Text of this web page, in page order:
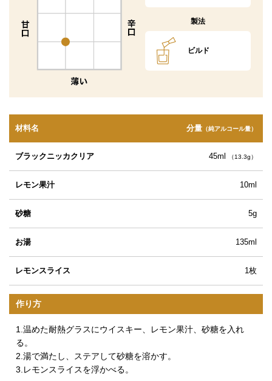
製法
ビルド
材料名 分量（純アルコール量）
ブラックニッカクリア 45ml （13.3g）
レモン果汁 10ml
砂糖 5g
お湯 135ml
レモンスライス 1枚
作り方
1.温めた耐熱グラスにウイスキー、レモン果汁、砂糖を入れ
る。
2.湯で満たし、ステアして砂糖を溶かす。
3.レモンスライスを浮かべる。